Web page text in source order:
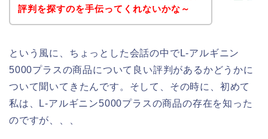
評判を探すのを手伝ってくれないかな～
という風に、ちょっとした会話の中でL-アルギニン
5000プラスの商品について良い評判があるかどうかに
ついて聞いてきたんです。そして、その時に、初めて
私は、L-アルギニン5000プラスの商品の存在を知った
のですが、、、